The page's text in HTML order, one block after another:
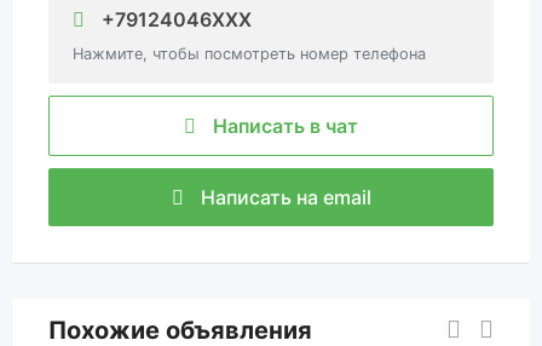
+79124046XXX
Нажмите, чтобы посмотреть номер телефона
Написать в чат
Написать на email
Похожие объявления